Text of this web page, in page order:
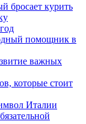
бросает курить
помощник в
важных
которые стоит
Италии